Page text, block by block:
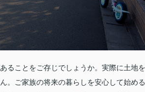
ることをご存じでしょうか。実際に土地を
。ご家族の将来の暮らしを安心して始める